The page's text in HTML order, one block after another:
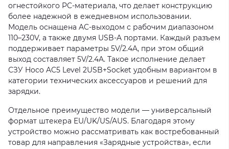
огнестойкого PC-материала, что делает конструкцию
более надежной в ежедневном использовании.
Модель оснащена AC-выходом с рабочим диапазоном
110–230V, а также двумя USB-A портами. Каждый разъем
поддерживает параметры 5V/2.4A, при этом общий
выход составляет 5V/2.4A. Такое исполнение делает
СЗУ Hoco AC5 Level 2USB+Socket удобным вариантом в
категории технических аксессуаров и решений для
зарядки.
Отдельное преимущество модели — универсальный
формат штекера EU/UK/US/AUS. Благодаря этому
устройство можно рассматривать как востребованный
товар для направления «Зарядные устройства», если